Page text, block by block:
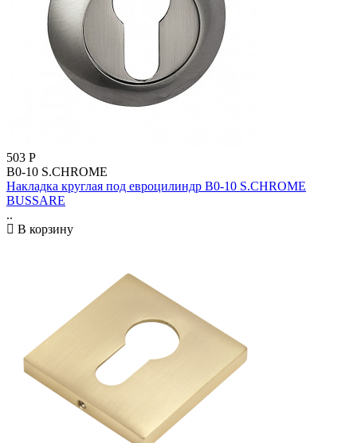
503 Р
B0-10 S.CHROME
Накладка круглая под евроцилиндр B0-10 S.CHROME
BUSSARE
..
В корзину